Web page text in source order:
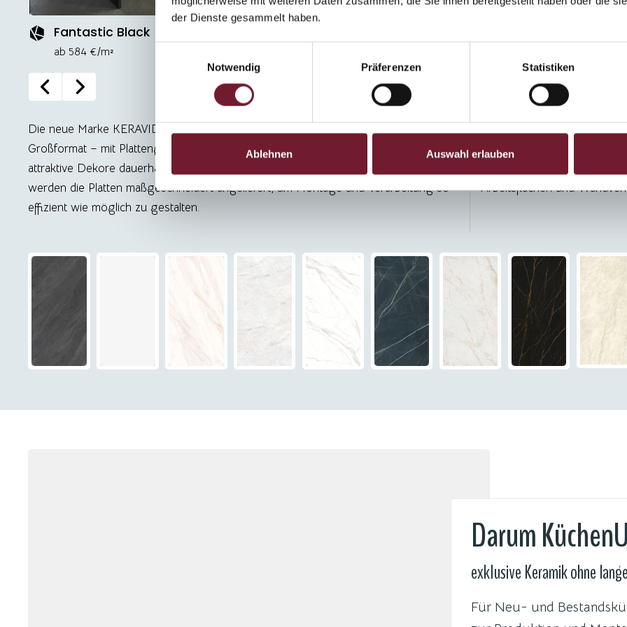
der Dienste gesammelt haben.
Notwendig
Präferenzen Statistiken
Ablehnen Auswahl erlauben
Fantastic Black
ab 584 €/m²
Die neue Marke KERAVIDA® setzt Maßstäbe: Feinsteinzeug im imposanten
Großformat – mit Plattengrößen von bis zu 320 × 160 cm. Aktuell stehen 13
attraktive Dekore dauerhaft auf Lager und sind in kurzer Zeit lieferbar. Für Ihr Projekt
werden die Platten maßgeschneidert angeliefert, um Montage und Verarbeitung so
effizient wie möglich zu gestalten.
Die Oberflächen sind in
Bei der Stärke haben Sie
unterschiedlichste
Arbeitsflächen und
Darum
exklusive Keramik ohne
Für Neu- und